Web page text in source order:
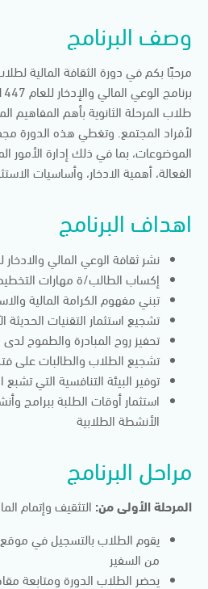
وصف البرنامج
مرحبًا بكم في دورة الثقافة المالية
طلاب المرحلة الثانوية بأهم المفاهيم
لأفراد المجتمع. وتغطي هذه الدورة
الموضوعات، بما في ذلك إدارة الأمور
الفعالة، أهمية الادخار، وأساسيات
اهداف البرنامج
نشر ثقافة الوعي المالي
إكساب الطالب/ة مهارات التخطيط
تبني مفهوم الكرامة المالية
تشجيع استثمار التقنيات الحديثة
تحفيز روح المبادرة والطموح
تشجيع الطلاب والطالبات على
توفير البيئة التنافسية التي
استثمار أوقات الطلبة ببرامج
الأنشطة الطلابية
مراحل البرنامج
المرحلة الأولى من: التثقيف وإتمام
يقوم الطلاب بالتسجيل في موقع
من السفير
يحضر الطلاب الدورة ومتابعة